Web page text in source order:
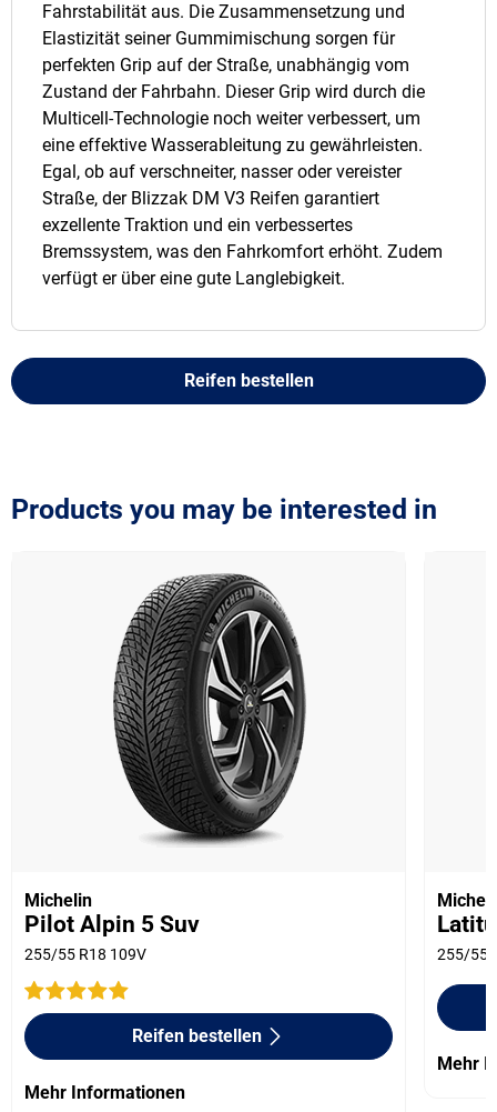
Fahrstabilität aus. Die Zusammensetzung und
Elastizität seiner Gummimischung sorgen für
perfekten Grip auf der Straße, unabhängig vom
Zustand der Fahrbahn. Dieser Grip wird durch die
Multicell-Technologie noch weiter verbessert, um
eine effektive Wasserableitung zu gewährleisten.
Egal, ob auf verschneiter, nasser oder vereister
Straße, der Blizzak DM V3 Reifen garantiert
exzellente Traktion und ein verbessertes
Bremssystem, was den Fahrkomfort erhöht. Zudem
verfügt er über eine gute Langlebigkeit.
Reifen bestellen
Products you may be interested in
Michelin
Pilot Alpin 5 Suv
255/55 R18 109V
Reifen bestellen
Mehr Informationen
255/55
Mehr